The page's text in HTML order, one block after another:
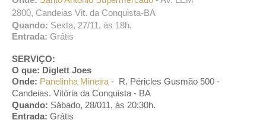
2800, Candeias Vit. da Conquista-BA
Quando: Sexta, 27/11, às 18h.
Entrada: Grátis
SERVIÇO:
O que: Diglett Joes
Onde: Panelinha Mineira - R. Péricles Gusmão 500 -
Candeias. Vitória da Conquista - BA
Quando: Sábado, 28/011, às 20:30h.
Entrada: Grátis